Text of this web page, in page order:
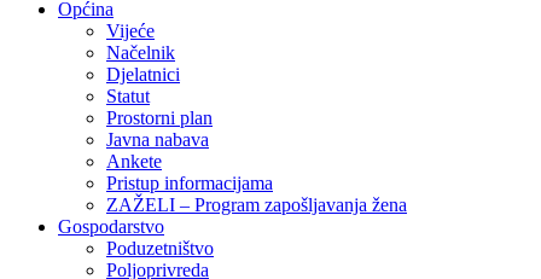
Općina
Vijeće
Načelnik
Djelatnici
Statut
Prostorni plan
Javna nabava
Ankete
Pristup informacijama
ZAŽELI – Program zapošljavanja žena
Gospodarstvo
Poduzetništvo
Poljoprivreda